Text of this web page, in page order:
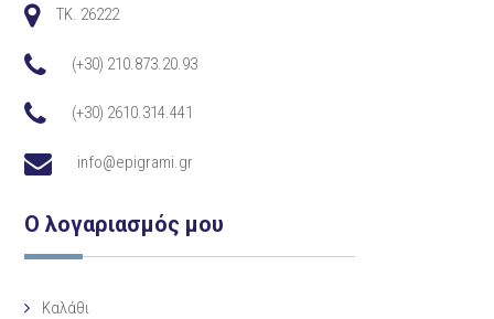
TK. 26222
(+30) 210.873.20.93
(+30) 2610.314.441
info@epigrami.gr
Ο λογαριασμός μου
Καλάθι